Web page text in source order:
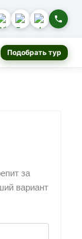
Подобрать тур
за
вариант